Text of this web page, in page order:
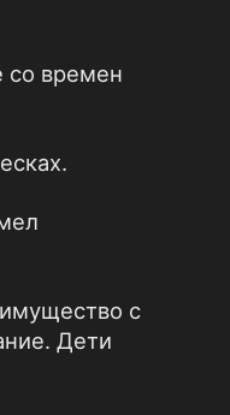
со времен
с
Дети